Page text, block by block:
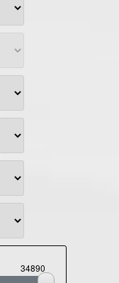
34890